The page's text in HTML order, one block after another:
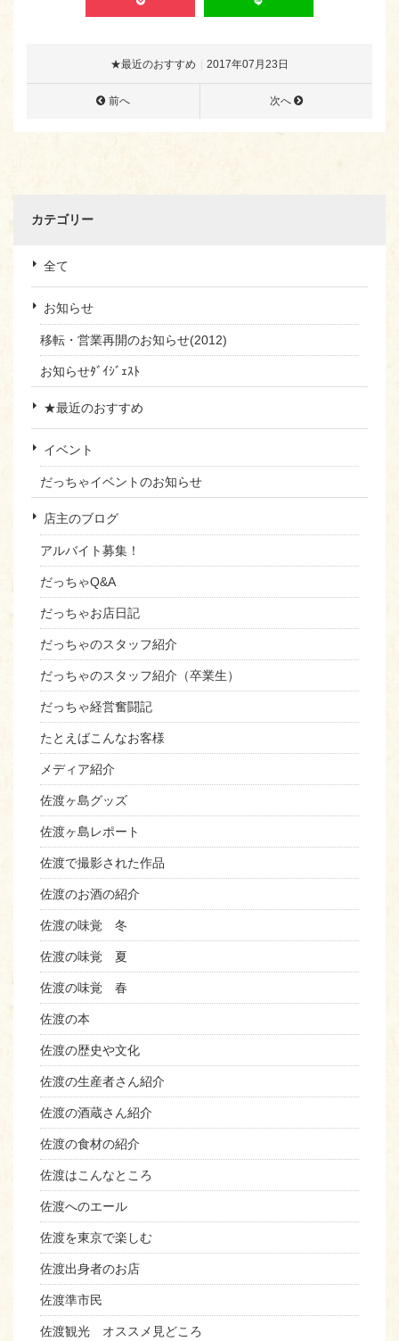
★最近のおすすめ 2017年07月23日
前へ 次へ
カテゴリー
全て
お知らせ
移転・営業再開のお知らせ(2012)
お知らせﾀﾞｲｼﾞｪｽﾄ
★最近のおすすめ
イベント
だっちゃイベントのお知らせ
店主のブログ
アルバイト募集！
だっちゃQ&A
だっちゃお店日記
だっちゃのスタッフ紹介
だっちゃのスタッフ紹介（卒業生）
だっちゃ経営奮闘記
たとえばこんなお客様
メディア紹介
佐渡ヶ島グッズ
佐渡ヶ島レポート
佐渡で撮影された作品
佐渡のお酒の紹介
佐渡の味覚 冬
佐渡の味覚 夏
佐渡の味覚 春
佐渡の本
佐渡の歴史や文化
佐渡の生産者さん紹介
佐渡の酒蔵さん紹介
佐渡の食材の紹介
佐渡はこんなところ
佐渡へのエール
佐渡を東京で楽しむ
佐渡出身者のお店
佐渡準市民
佐渡観光 オススメ見どころ